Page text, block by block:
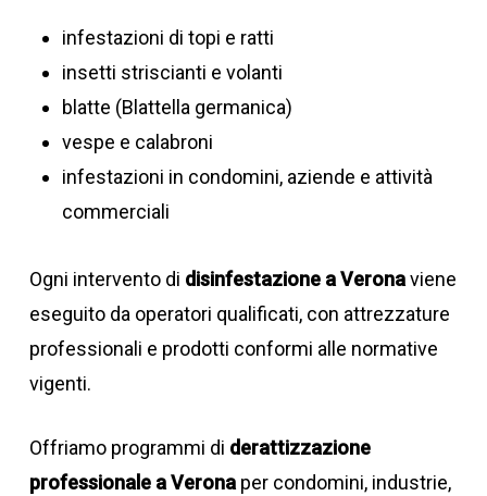
infestazioni di topi e ratti
insetti striscianti e volanti
blatte (Blattella germanica)
vespe e calabroni
infestazioni in condomini, aziende e attività
commerciali
Ogni intervento di disinfestazione a Veronaviene
eseguito da operatori qualificati, con attrezzature
professionali e prodotti conformi alle normative
vigenti.
Offriamo programmi di derattizzazione
professionale a Veronaper condomini, industrie,